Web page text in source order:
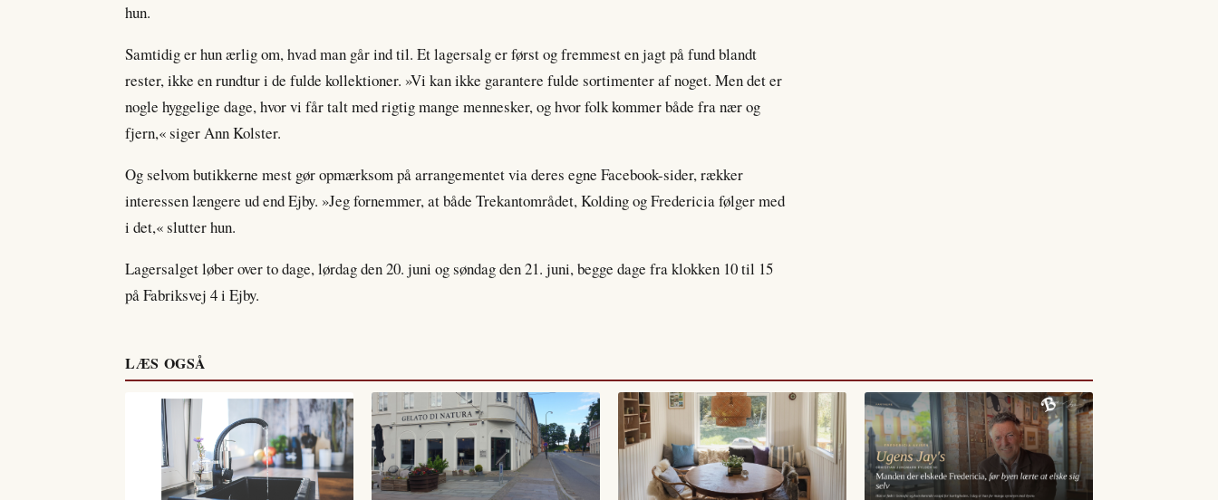
hun.
Samtidig er hun ærlig om, hvad man går ind til. Et lagersalg er først og fremmest en jagt på fund blandt
rester, ikke en rundtur i de fulde kollektioner. »Vi kan ikke garantere fulde sortimenter af noget. Men det er
nogle hyggelige dage, hvor vi får talt med rigtig mange mennesker, og hvor folk kommer både fra nær og
fjern,« siger Ann Kolster.
Og selvom butikkerne mest gør opmærksom på arrangementet via deres egne Facebook-sider, rækker
interessen længere ud end Ejby. »Jeg fornemmer, at både Trekantområdet, Kolding og Fredericia følger med
i det,« slutter hun.
Lagersalget løber over to dage, lørdag den 20. juni og søndag den 21. juni, begge dage fra klokken 10 til 15
på Fabriksvej 4 i Ejby.
LÆS OGSÅ